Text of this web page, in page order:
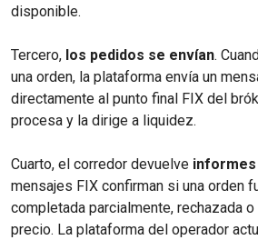
disponible.
Tercero, los pedidos se envían.
una orden, la plataforma envía un
directamente al punto final FIX del
procesa y la dirige a liquidez.
Cuarto, el corredor devuelve
mensajes FIX confirman si una orden
completada parcialmente, rechazada o
precio. La plataforma del operador